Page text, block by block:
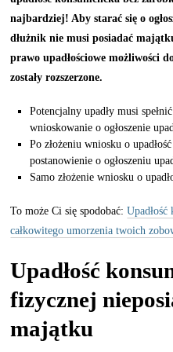
najbardziej! Aby starać się o
dłużnik nie musi posiadać
prawo upadłościowe możliwości
zostały rozszerzone.
Potencjalny upadły musi
wnioskowanie o ogłoszenie
Po złożeniu wniosku o
postanowienie o ogłoszeniu
Samo złożenie wniosku o
To może Ci się spodobać:
całkowitego umorzenia twoich
Upadłość
fizycznej
majątku